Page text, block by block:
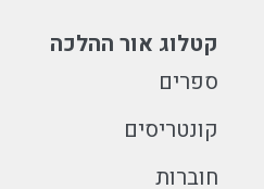
קטלוג אור ההלכה
ספרים
קונטריסים
חוברות